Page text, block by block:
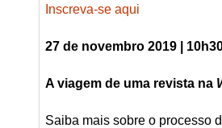
Inscreva-se aqui
27 de novembro 2019 |
A viagem de uma revista na
Saiba mais sobre o processo